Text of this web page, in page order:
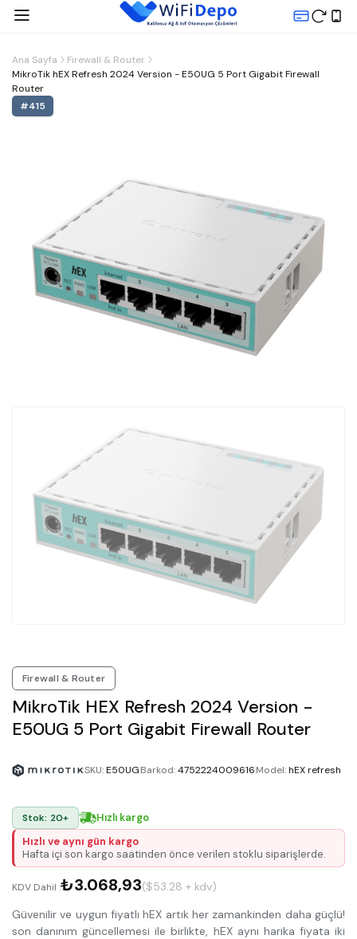
Ana Sayfa
Firewall & Router
MikroTik hEX Refresh 2024 Version - E50UG 5 Port Gigabit Firewall
Router
#415
Firewall & Router
MikroTik HEX Refresh 2024 Version -
E50UG 5 Port Gigabit Firewall Router
SKU:E50UGBarkod:4752224009616Model:hEX refresh
Stok: 20+
Hızlı kargo
Hızlı ve aynı gün kargo
Hafta içi son kargo saatinden önce verilen stoklu siparişlerde.
KDV Dahil :₺3.068,93($53.28 + kdv)
Güvenilir ve uygun fiyatlı hEX artık her zamankinden daha güçlü!
son danınım güncellemesi ile birlikte, hEX aynı harika fiyata iki